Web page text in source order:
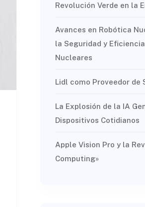
Revolución Verde en la
Avances en Robótica
la Seguridad y
Nucleares
Lidl como Proveedor de
La Explosión de la IA
Dispositivos Cotidianos
Apple Vision Pro y la
Computing»